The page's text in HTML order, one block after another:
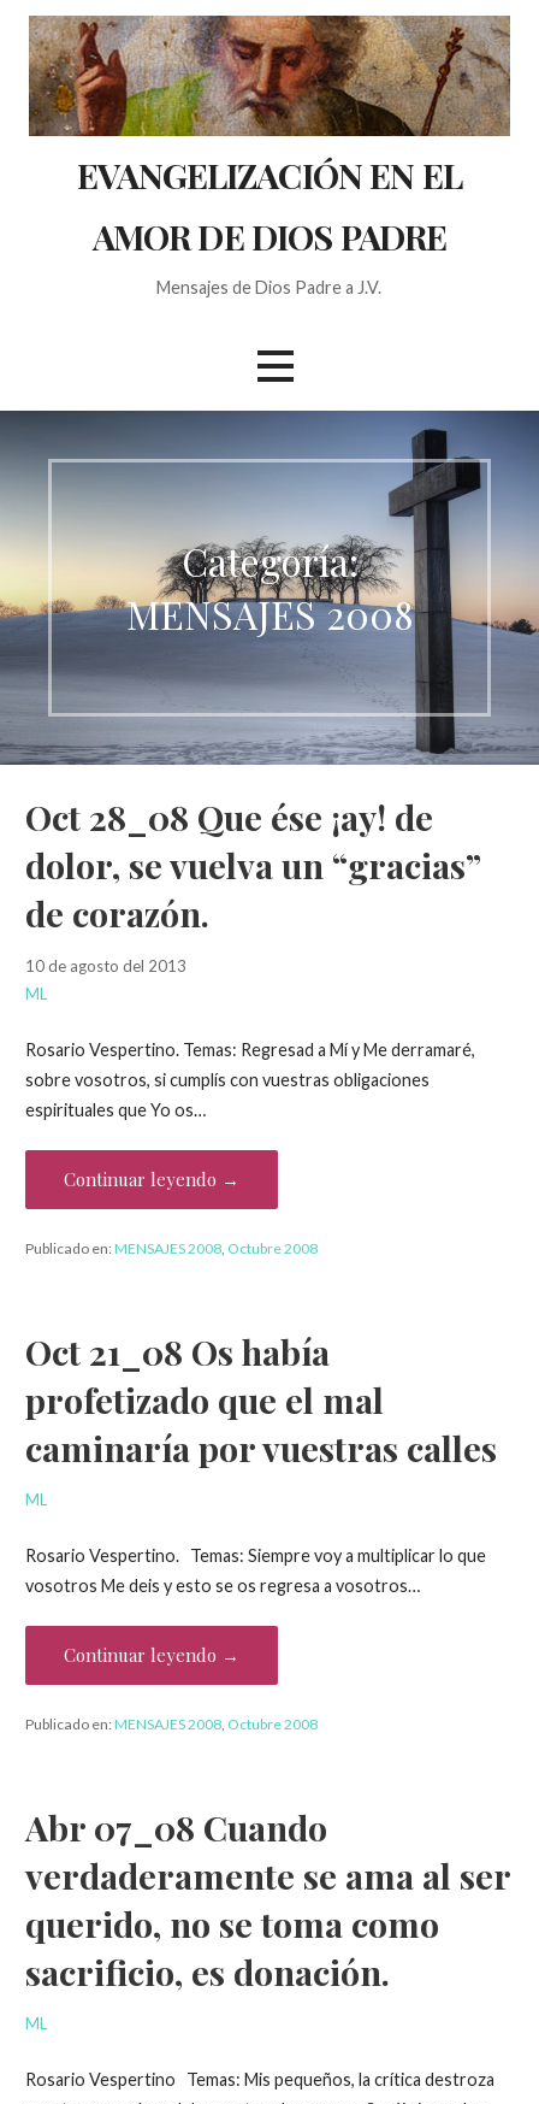
n
EVANGELIZACIÓN EN EL
AMOR DE DIOS PADRE
Mensajes de Dios Padre a J.V.
Categoría:
MENSAJES 2008
Oct 28_08 Que ése ¡ay! de
dolor, se vuelva un “gracias”
de corazón.
10 de agosto del 2013
ML
Rosario Vespertino. Temas: Regresad a Mí y Me derramaré,
sobre vosotros, si cumplís con vuestras obligaciones
espirituales que Yo os…
Continuar leyendo →
Publicado en:MENSAJES 2008, Octubre 2008
Oct 21_08 Os había
profetizado que el mal
caminaría por vuestras calles
ML
Rosario Vespertino. Temas: Siempre voy a multiplicar lo que
vosotros Me deis y esto se os regresa a vosotros…
Continuar leyendo →
Publicado en:MENSAJES 2008, Octubre 2008
Abr 07_08 Cuando
verdaderamente se ama al ser
querido, no se toma como
sacrificio, es donación.
ML
Rosario Vespertino Temas: Mis pequeños, la crítica destroza